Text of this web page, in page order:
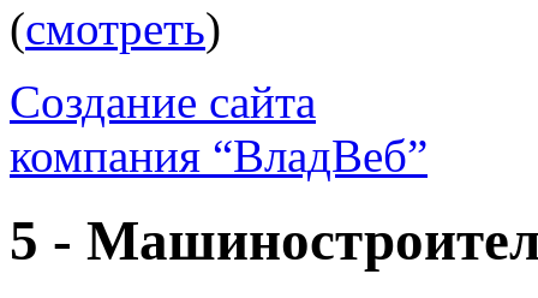
(смотреть)
Создание сайта
компания “ВладВеб”
5 -